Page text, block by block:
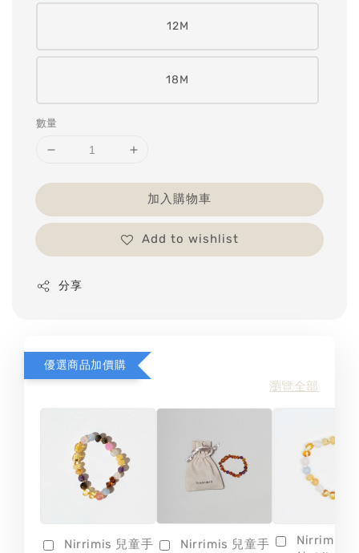
12M
18M
數量
加入購物車
Add to wishlist
分享
優選商品加價購
瀏覽全部
Nirrimis 兒童手 Nirrimis 兒童手
Nirrimis